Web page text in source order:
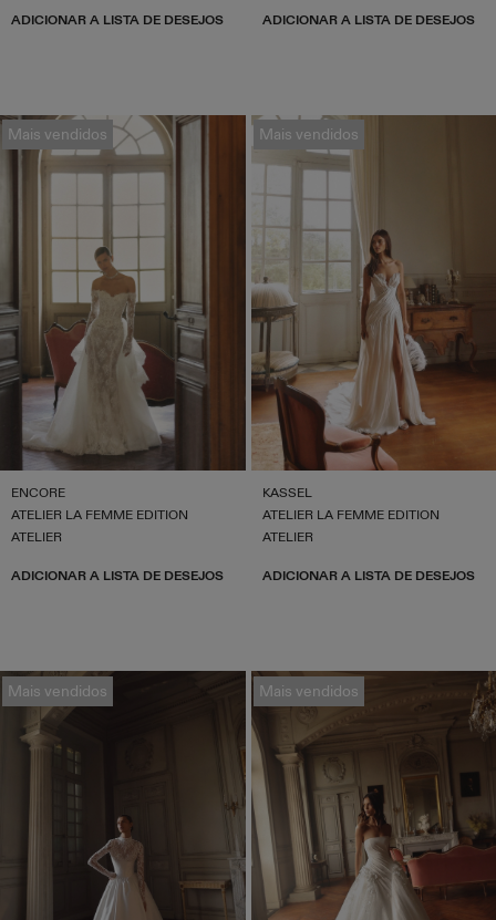
ADICIONAR A LISTA DE DESEJOS ADICIONAR A LISTA DE DESEJOS
Mais vendidos
ENCORE
ATELIER LA FEMME EDITION
ATELIER
ADICIONAR A LISTA DE DESEJOS
Mais vendidos
KASSEL
ATELIER LA FEMME EDITION
ATELIER
ADICIONAR A LISTA DE DESEJOS
Mais vendidos Mais vendidos